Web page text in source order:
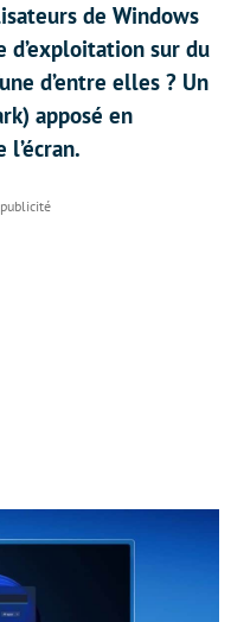
de Windows
d’exploitation sur du
d’entre elles ? Un
apposé en